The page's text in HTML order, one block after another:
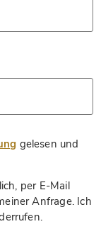
gelesen und
per E-Mail
Anfrage. Ich